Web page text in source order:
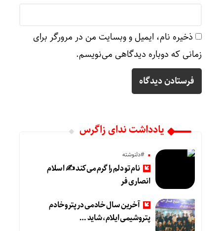
ذخیره نام، ایمیل و وبسایت من در مرورگر برای
زمانی که دوباره دیدگاهی می‌نویسم.
یادداشت ندای زاگرس
#دلنوشته
نام تو دلم را گرم می‌کند ✍️ اسلام
انصاری فر
آخرین سال خادمی در پتروخادم
پتروشیمی ایلام، شاید …